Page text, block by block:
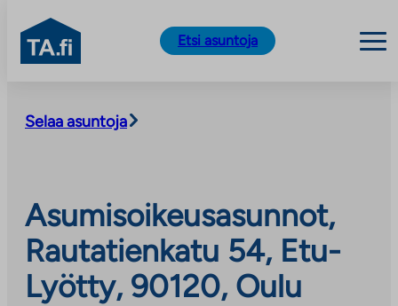
sisältöön
TA.fi
Etsi asuntoja
Selaa asuntoja
Asumisoikeusasunnot,
Rautatienkatu 54, Etu-
Lyötty, 90120, Oulu